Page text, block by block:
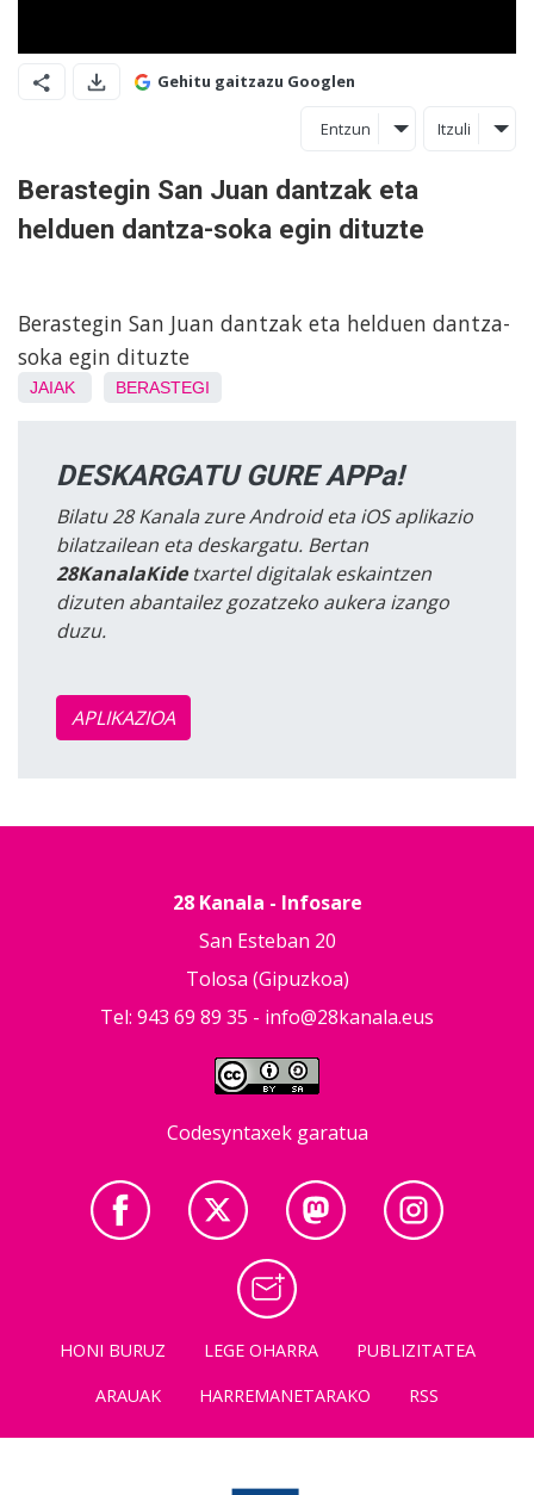
Gehitu gaitzazu Googlen
Entzun Itzuli
Berastegin San Juan dantzak eta
helduen dantza-soka egin dituzte
Berastegin San Juan dantzak eta helduen dantza-
soka egin dituzte
JAIAK BERASTEGI
DESKARGATU GURE APPa!
Bilatu 28 Kanala zure Android eta iOS aplikazio
bilatzailean eta deskargatu. Bertan
28KanalaKidetxartel digitalak eskaintzen
dizuten abantailez gozatzeko aukera izango
duzu.
APLIKAZIOA
28 Kanala - Infosare
San Esteban 20
Tolosa (Gipuzkoa)
Tel: 943 69 89 35 - info@28kanala.eus
Codesyntaxek garatua
HONI BURUZ LEGE OHARRA
PUBLIZITATEA
ARAUAK
HARREMANETARAKO RSS